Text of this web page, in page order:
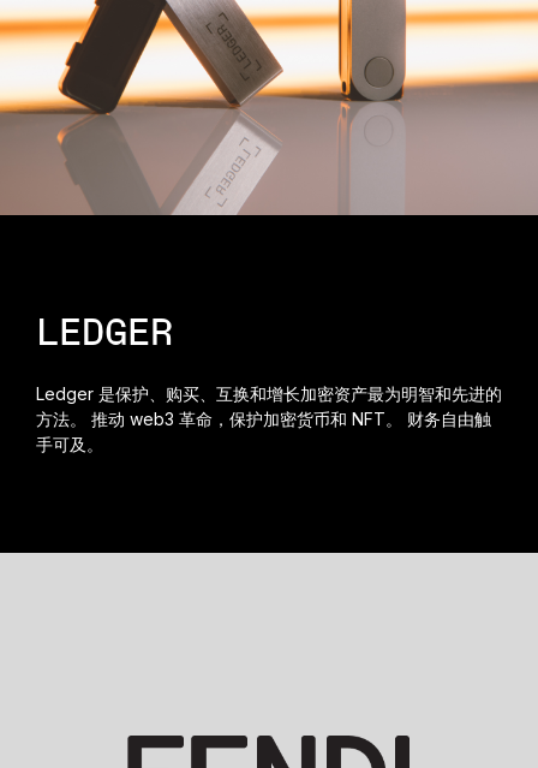
配件
恢复解决方案
限量版
查看所有产品
LEDGER
Ledger 是保护、购买、互换和增长加密资产最为明智和先进的
方法。 推动 web3 革命，保护加密货币和 NFT。 财务自由触
手可及。